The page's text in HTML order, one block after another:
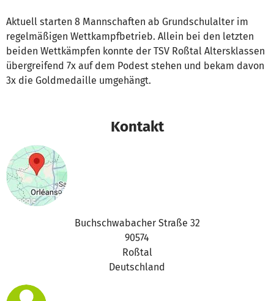
Aktuell starten 8 Mannschaften ab Grundschulalter im
regelmäßigen Wettkampfbetrieb. Allein bei den letzten
beiden Wettkämpfen konnte der TSV Roßtal Altersklassen
übergreifend 7x auf dem Podest stehen und bekam davon
3x die Goldmedaille umgehängt.
Kontakt
Buchschwabacher Straße 32
90574
Roßtal
Deutschland